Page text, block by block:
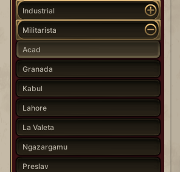
Industrial
Militarista
Acad
Granada
Kabul
Lahore
La Valeta
Ngazargamu
Preslav